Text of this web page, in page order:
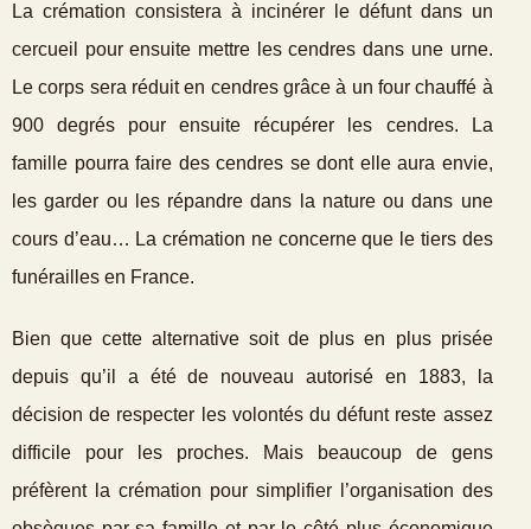
La crémation consistera à incinérer le défunt dans un
cercueil pour ensuite mettre les cendres dans une urne.
Le corps sera réduit en cendres grâce à un four chauffé à
900 degrés pour ensuite récupérer les cendres. La
famille pourra faire des cendres se dont elle aura envie,
les garder ou les répandre dans la nature ou dans une
cours d’eau… La crémation ne concerne que le tiers des
funérailles en France.
Bien que cette alternative soit de plus en plus prisée
depuis qu’il a été de nouveau autorisé en 1883, la
décision de respecter les volontés du défunt reste assez
difficile pour les proches. Mais beaucoup de gens
préfèrent la crémation pour simplifier l’organisation des